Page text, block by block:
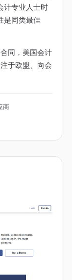
计专业人士时
是同类最佳
同，美国会计
于欧盟、向会
商